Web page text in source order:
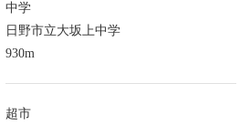
中学
日野市立大坂上中学
930m
超市